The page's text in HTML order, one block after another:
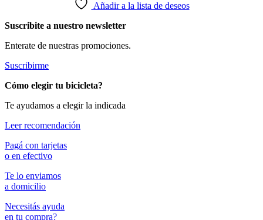
pueden
en
página
de
producto
Añadir a la lista de deseos
Suscribite a nuestro newsletter
Enterate de nuestras promociones.
Suscribirme
Cómo elegir tu bicicleta?
Te ayudamos a elegir la indicada
Leer recomendación
Pagá con tarjetas
o en efectivo
Te lo enviamos
a domicilio
Necesitás ayuda
en tu compra?